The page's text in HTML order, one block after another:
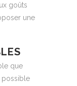
goûts
une
que
possible